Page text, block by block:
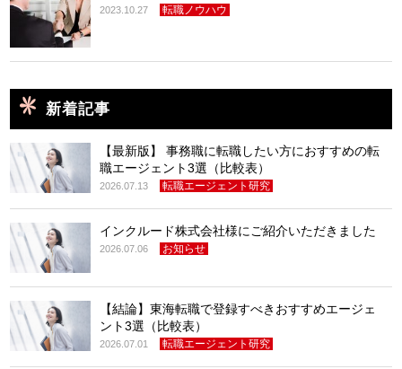
2023.10.27 転職ノウハウ
新着記事
【最新版】 事務職に転職したい方におすすめの転
職エージェント3選（比較表）
2026.07.13 転職エージェント研究
インクルード株式会社様にご紹介いただきました
2026.07.06 お知らせ
【結論】東海転職で登録すべきおすすめエージェ
ント3選（比較表）
2026.07.01 転職エージェント研究